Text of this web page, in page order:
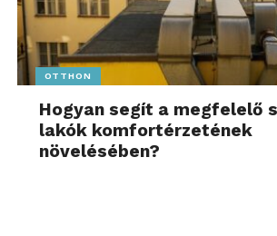
OTTHON
Hogyan segít a megfelelő
lakók komfortérzetének
növelésében?